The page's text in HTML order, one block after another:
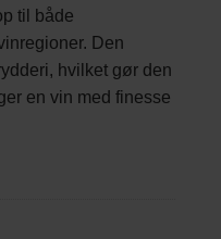
til både
Den
hvilket gør den
en vin med finesse